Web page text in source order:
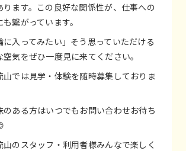
ります。この良好な関係性が、仕事への
繋がっています。
に入ってみたい」そう思っていただける
気をぜひ一度見に来てください。
山では見学・体験を随時募集しておりま
ある方はいつでもお問い合わせお待ち
山のスタッフ・利用者様みんなで楽しく